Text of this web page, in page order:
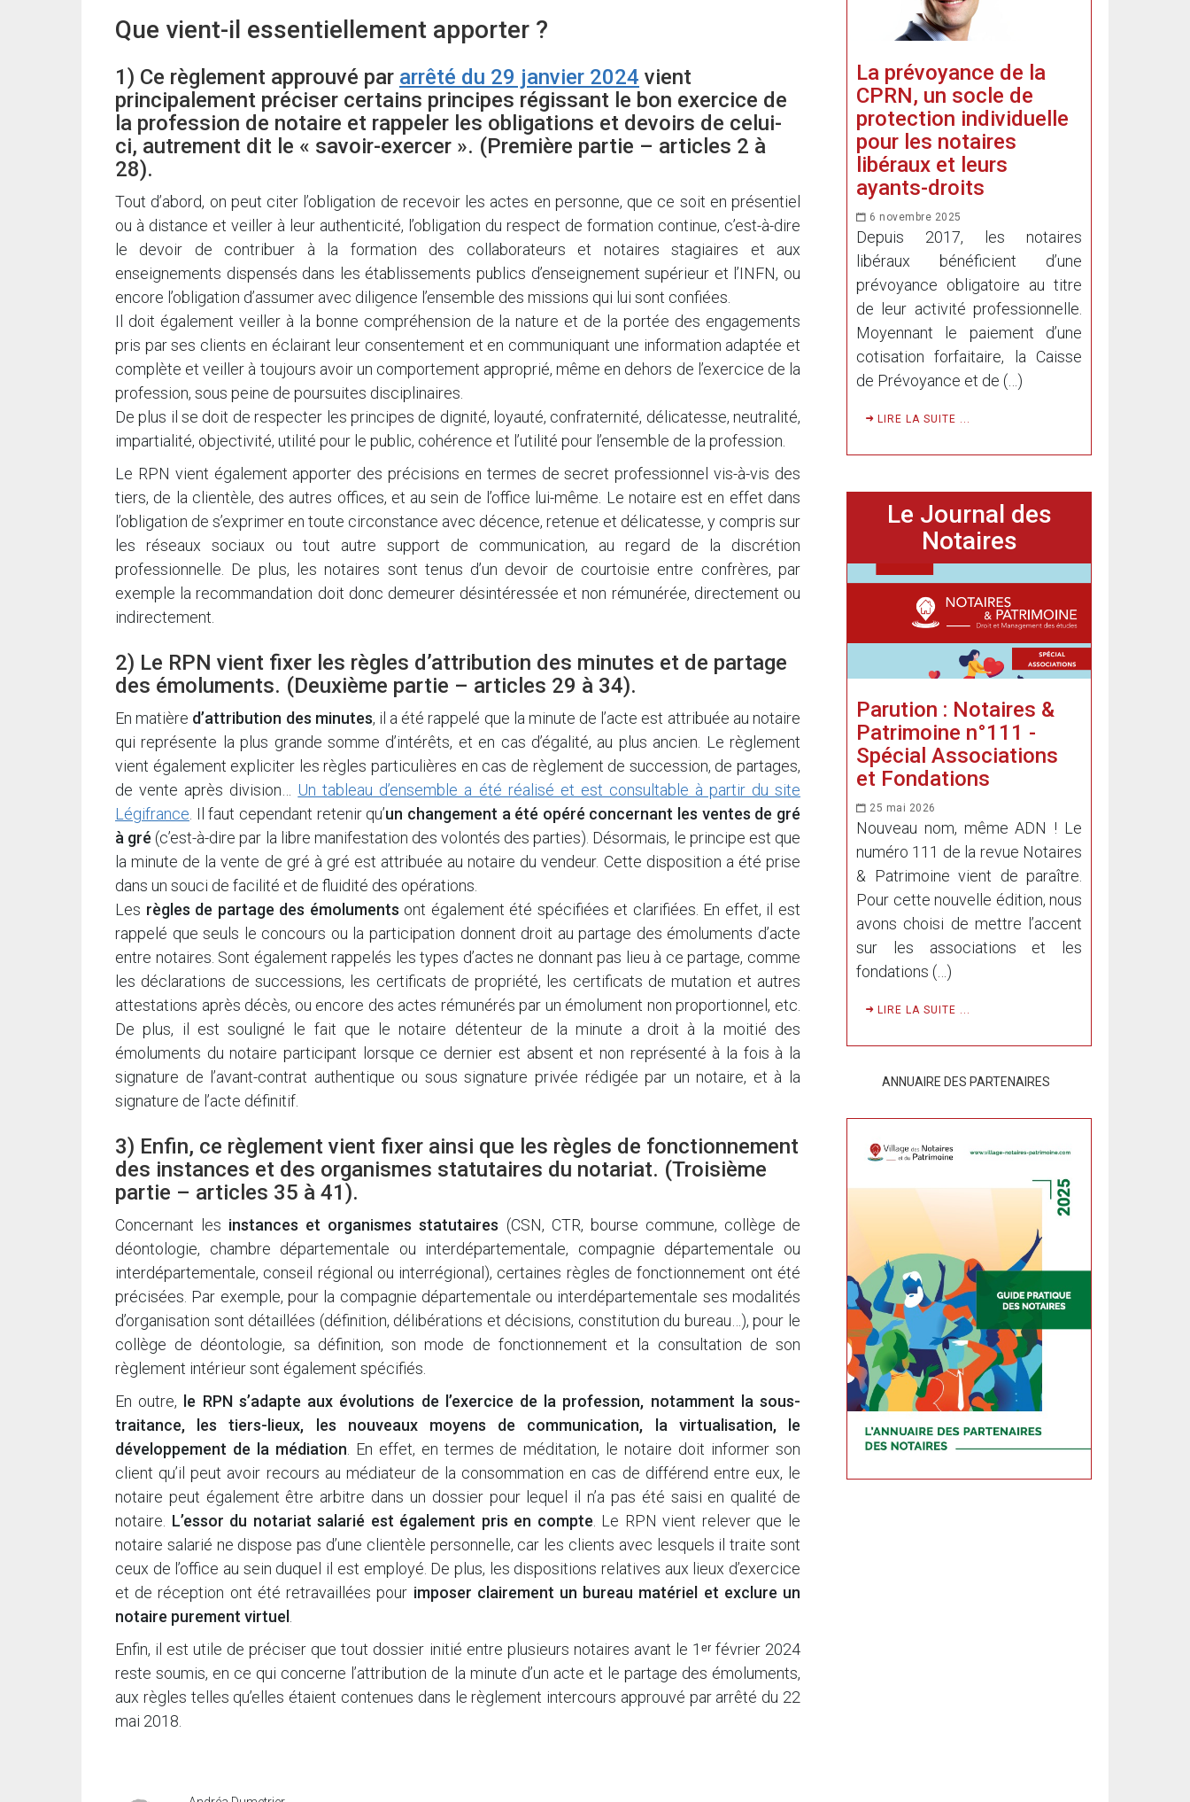
Que vient-il essentiellement apporter ?
1) Ce règlement approuvé par arrêté du 29 janvier 2024 vient
principalement préciser certains principes régissant le bon exercice de
la profession de notaire et rappeler les obligations et devoirs de celui-
ci, autrement dit le « savoir-exercer ». (Première partie – articles 2 à
28).
Tout d’abord, on peut citer l’obligation de recevoir les actes en personne, que ce soit en présentiel
ou à distance et veiller à leur authenticité, l’obligation du respect de formation continue, c’est-à-dire
le devoir de contribuer à la formation des collaborateurs et notaires stagiaires et aux
enseignements dispensés dans les établissements publics d’enseignement supérieur et l’INFN, ou
encore l’obligation d’assumer avec diligence l’ensemble des missions qui lui sont confiées.
Il doit également veiller à la bonne compréhension de la nature et de la portée des engagements
pris par ses clients en éclairant leur consentement et en communiquant une information adaptée et
complète et veiller à toujours avoir un comportement approprié, même en dehors de l’exercice de la
profession, sous peine de poursuites disciplinaires.
De plus il se doit de respecter les principes de dignité, loyauté, confraternité, délicatesse, neutralité,
impartialité, objectivité, utilité pour le public, cohérence et l’utilité pour l’ensemble de la profession.
Le RPN vient également apporter des précisions en termes de secret professionnel vis-à-vis des
tiers, de la clientèle, des autres offices, et au sein de l’office lui-même. Le notaire est en effet dans
l’obligation de s’exprimer en toute circonstance avec décence, retenue et délicatesse, y compris sur
les réseaux sociaux ou tout autre support de communication, au regard de la discrétion
professionnelle. De plus, les notaires sont tenus d’un devoir de courtoisie entre confrères, par
exemple la recommandation doit donc demeurer désintéressée et non rémunérée, directement ou
indirectement.
2) Le RPN vient fixer les règles d’attribution des minutes et de partage
des émoluments. (Deuxième partie – articles 29 à 34).
En matière d’attribution des minutes, il a été rappelé que la minute de l’acte est attribuée au notaire
qui représente la plus grande somme d’intérêts, et en cas d’égalité, au plus ancien. Le règlement
vient également expliciter les règles particulières en cas de règlement de succession, de partages,
de vente après division… Un tableau d’ensemble a été réalisé et est consultable à partir du site
Légifrance. Il faut cependant retenir qu’un changement a été opéré concernant les ventes de gré
à gré (c’est-à-dire par la libre manifestation des volontés des parties). Désormais, le principe est que
la minute de la vente de gré à gré est attribuée au notaire du vendeur. Cette disposition a été prise
dans un souci de facilité et de fluidité des opérations.
Les règles de partage des émoluments ont également été spécifiées et clarifiées. En effet, il est
rappelé que seuls le concours ou la participation donnent droit au partage des émoluments d’acte
entre notaires. Sont également rappelés les types d’actes ne donnant pas lieu à ce partage, comme
les déclarations de successions, les certificats de propriété, les certificats de mutation et autres
attestations après décès, ou encore des actes rémunérés par un émolument non proportionnel, etc.
De plus, il est souligné le fait que le notaire détenteur de la minute a droit à la moitié des
émoluments du notaire participant lorsque ce dernier est absent et non représenté à la fois à la
signature de l’avant-contrat authentique ou sous signature privée rédigée par un notaire, et à la
signature de l’acte définitif.
3) Enfin, ce règlement vient fixer ainsi que les règles de fonctionnement
des instances et des organismes statutaires du notariat. (Troisième
partie – articles 35 à 41).
Concernant les instances et organismes statutaires (CSN, CTR, bourse commune, collège de
déontologie, chambre départementale ou interdépartementale, compagnie départementale ou
interdépartementale, conseil régional ou interrégional), certaines règles de fonctionnement ont été
précisées. Par exemple, pour la compagnie départementale ou interdépartementale ses modalités
d’organisation sont détaillées (définition, délibérations et décisions, constitution du bureau…), pour le
collège de déontologie, sa définition, son mode de fonctionnement et la consultation de son
règlement intérieur sont également spécifiés.
En outre,
le RPN s’adapte aux évolutions de l’exercice de la profession, notamment la sous-
traitance, les tiers-lieux, les nouveaux moyens de communication, la virtualisation, le
développement de la médiation. En effet, en termes de méditation, le notaire doit informer son
client qu’il peut avoir recours au médiateur de la consommation en cas de différend entre eux, le
notaire peut également être arbitre dans un dossier pour lequel il n’a pas été saisi en qualité de
notaire. L’essor du notariat salarié est également pris en compte. Le RPN vient relever que le
notaire salarié ne dispose pas d’une clientèle personnelle, car les clients avec lesquels il traite sont
ceux de l’office au sein duquel il est employé. De plus, les dispositions relatives aux lieux d’exercice
et de réception ont été retravaillées pour imposer clairement un bureau matériel et exclure un
notaire purement virtuel .
Enfin, il est utile de préciser que tout dossier initié entre plusieurs notaires avant le 1ᵉʳ février 2024
reste soumis, en ce qui concerne l’attribution de la minute d’un acte et le partage des émoluments,
aux règles telles qu’elles étaient contenues dans le règlement intercours approuvé par arrêté du 22
mai 2018.
La prévoyance de la
CPRN, un socle de
protection individuelle
pour les notaires
libéraux et leurs
ayants-droits
6 novembre 2025
Depuis 2017, les notaires
libéraux bénéficient d’une
prévoyance obligatoire au titre
de leur activité professionnelle.
Moyennant le paiement d’une
cotisation forfaitaire, la Caisse
de Prévoyance et de (…)
LIRE LA SUITE ...
Le Journal des
Notaires
Parution : Notaires &
Patrimoine n°111 -
Spécial Associations
et Fondations
25 mai 2026
Nouveau nom, même ADN ! Le
numéro 111 de la revue Notaires
& Patrimoine vient de paraître.
Pour cette nouvelle édition, nous
avons choisi de mettre l’accent
sur les associations et les
fondations (…)
LIRE LA SUITE ...
ANNUAIRE DES PARTENAIRES